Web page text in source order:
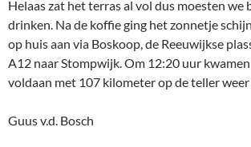
Helaas zat het terras al vol dus moesten we
drinken. Na de koffie ging het zonnetje
op huis aan via Boskoop, de Reeuwijkse
A12 naar Stompwijk. Om 12:20 uur
voldaan met 107 kilometer op de teller
Guus v.d. Bosch